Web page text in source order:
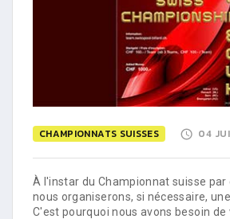
CHAMPIONNATS SUISSES 04
À l'instar du Championnat suisse par
nous organiserons, si nécessaire,
C'est pourquoi nous avons besoin